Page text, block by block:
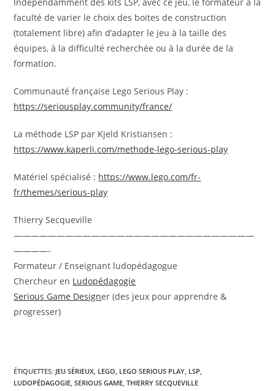
faculté de varier le choix des boites de construction
(totalement libre) afin d’adapter le jeu à la taille des
équipes, à la difficulté recherchée ou à la durée de la
formation.
Communauté française Lego Serious Play :
https://seriousplay.community/france/
La méthode LSP par Kjeld Kristiansen :
https://www.kaperli.com/methode-lego-serious-play
Matériel spécialisé : https://www.lego.com/fr-
fr/themes/serious-play
Thierry Secqueville
————————————————————————————
————-
Formateur / Enseignant ludopédagogue
Chercheur en Ludopédagogie
Serious Game Designer (des jeux pour apprendre &
progresser)
ÉTIQUETTES: JEU SÉRIEUX, LEGO, LEGO SERIOUS PLAY, LSP,
LUDOPÉDAGOGIE, SERIOUS GAME, THIERRY SECQUEVILLE